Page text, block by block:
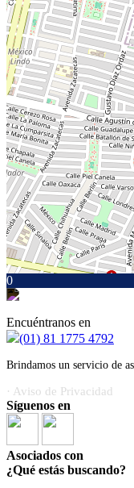
0
Encuéntranos en
(01) 81 1775 4792
Brindamos un servicio de
· Aviso de Privacidad
Síguenos en
Asociados con
¿Qué estás buscando?